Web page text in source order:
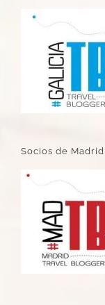
Socios de